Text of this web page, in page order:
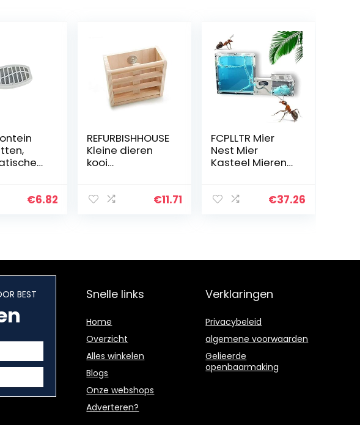
€6.82
REFURBISHHOUSE
Kleine dieren
kooi
feeder rek,
€11.71
FCPLLTR Mier
Nest Mier
Kasteel Mieren
Kokosnoot Tree
€37.26
BEST Snelle links
Home
Overzicht
Alles winkelen
Blogs
Onze webshops
Adverteren?
Verklaringen
Privacybeleid
algemene voorwaarden
Gelieerde
openbaarmaking